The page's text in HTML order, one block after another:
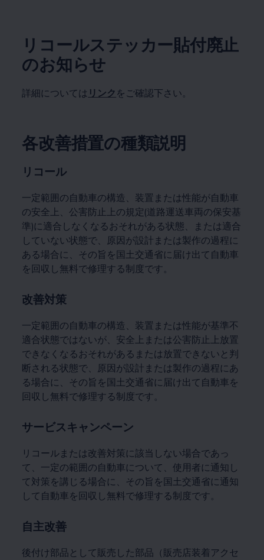
リコールステッカー貼付廃止
のお知らせ
詳細については リンク をご確認下さい。
各改善措置の種類説明
リコール
一定範囲の自動車の構造、装置または性能が自動車
の安全上、公害防止上の規定(道路運送車両の保安基
準)に適合しなくなるおそれがある状態、または適合
していない状態で、原因が設計または製作の過程に
ある場合に、その旨を国土交通省に届け出て自動車
を回収し無料で修理する制度です。
改善対策
一定範囲の自動車の構造、装置または性能が基準不
適合状態ではないが、安全上または公害防止上放置
できなくなるおそれがあるまたは放置できないと判
断される状態で、原因が設計または製作の過程にあ
る場合に、その旨を国土交通省に届け出て自動車を
回収し無料で修理する制度です。
サービスキャンペーン
リコールまたは改善対策に該当しない場合であっ
て、一定の範囲の自動車について、使用者に通知し
て対策を講じる場合に、その旨を国土交通省に通知
して自動車を回収し無料で修理する制度です。
自主改善
後付け部品として販売した部品（販売店装着アクセ